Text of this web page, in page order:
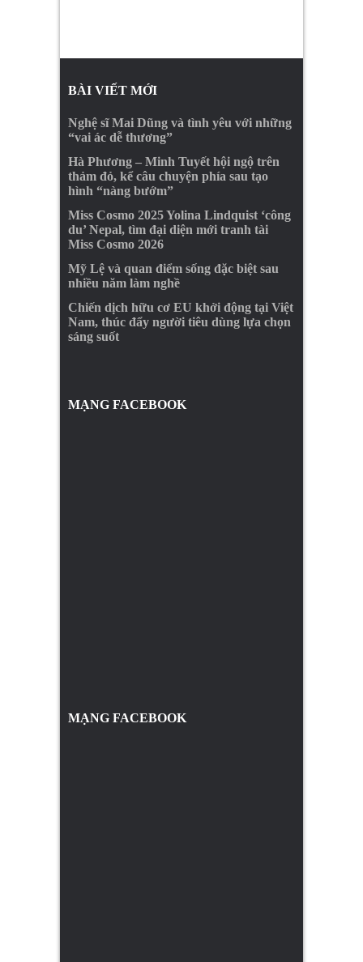
BÀI VIẾT MỚI
Nghệ sĩ Mai Dũng và tình yêu với những
“vai ác dễ thương”
Hà Phương – Minh Tuyết hội ngộ trên
thảm đỏ, kể câu chuyện phía sau tạo
hình “nàng bướm”
Miss Cosmo 2025 Yolina Lindquist ‘công
du’ Nepal, tìm đại diện mới tranh tài
Miss Cosmo 2026
Mỹ Lệ và quan điểm sống đặc biệt sau
nhiều năm làm nghề
Chiến dịch hữu cơ EU khởi động tại Việt
Nam, thúc đẩy người tiêu dùng lựa chọn
sáng suốt
MẠNG FACEBOOK
MẠNG FACEBOOK